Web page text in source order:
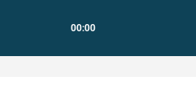
00:00